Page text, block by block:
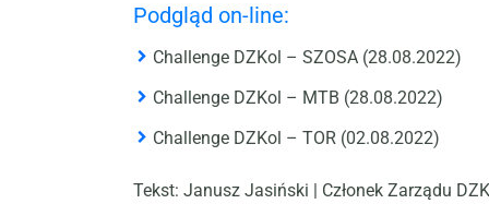
Podgląd on-line:
Challenge DZKol – SZOSA (28.08.2022)
Challenge DZKol – MTB (28.08.2022)
Challenge DZKol – TOR (02.08.2022)
Tekst: Janusz Jasiński | Członek Zarządu